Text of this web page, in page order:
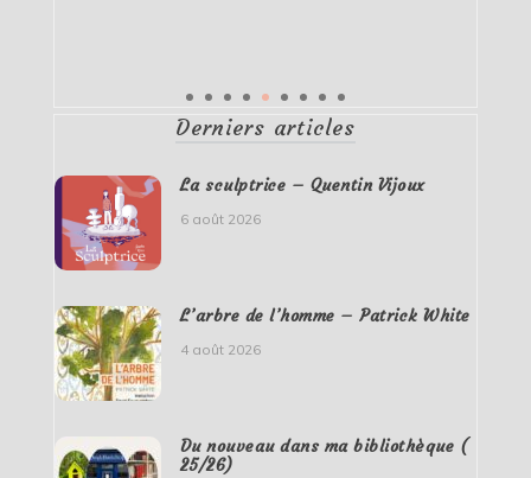
Derniers articles
La sculptrice – Quentin Vijoux
6 août 2026
L’arbre de l’homme – Patrick White
4 août 2026
Du nouveau dans ma bibliothèque (
25/26)